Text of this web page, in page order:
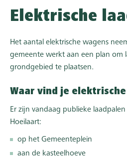
Elektrische
Het aantal elektrische wagens
gemeente werkt aan een plan om
grondgebied te plaatsen.
Waar vind je
Er zijn vandaag publieke
Hoeilaart:
op het Gemeenteplein
aan de kasteelhoeve